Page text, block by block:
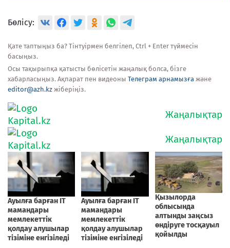
Бөлісу:
Қате таптыңыз ба? Тінтуірмен белгілеп, Ctrl + Enter түймесін
басыңыз.
Осы тақырыпқа қатысты бөлісетін жаңалық болса, бізге
хабарласыңыз. Ақпарат пен видеоны Телеграм арнамызға және
editor@azh.kz жіберіңіз.